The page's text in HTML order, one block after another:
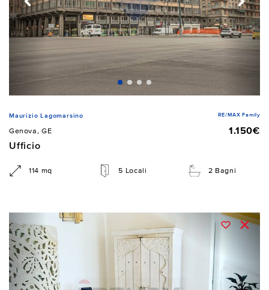
Maurizio Lagomarsino RE/MAX Family
Genova, GE
1.150€
Ufficio
114 mq 5 Locali 2 Bagni